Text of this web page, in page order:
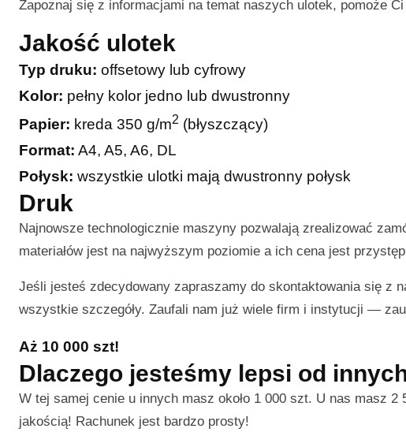
Zapoznaj się z informacjami na temat naszych ulotek, pomoże
Jakość ulotek
Typ druku: offsetowy lub cyfrowy
Kolor: pełny kolor jedno lub dwustronny
Papier: kreda 350 g/m2 (błyszczący)
Format: A4, A5, A6, DL
Połysk: wszystkie ulotki mają dwustronny połysk
Druk
Najnowsze technologicznie maszyny pozwalają zrealizować
materiałów jest na najwyższym poziomie a ich cena jest
Jeśli jesteś zdecydowany zapraszamy do skontaktowania się z
wszystkie szczegóły. Zaufali nam już wiele firm i instytucji —
Aż 10 000 szt!
Dlaczego jesteśmy lepsi od
W tej samej cenie u innych masz około 1 000 szt. U nas masz
jakością! Rachunek jest bardzo prosty!